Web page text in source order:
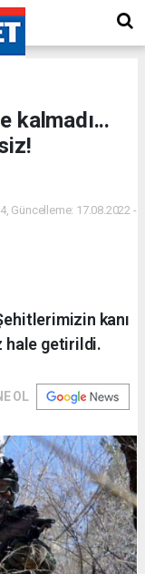
kalmadı...
Güncelleme: 17.08.2022 -
kanı
hale getirildi.
OL